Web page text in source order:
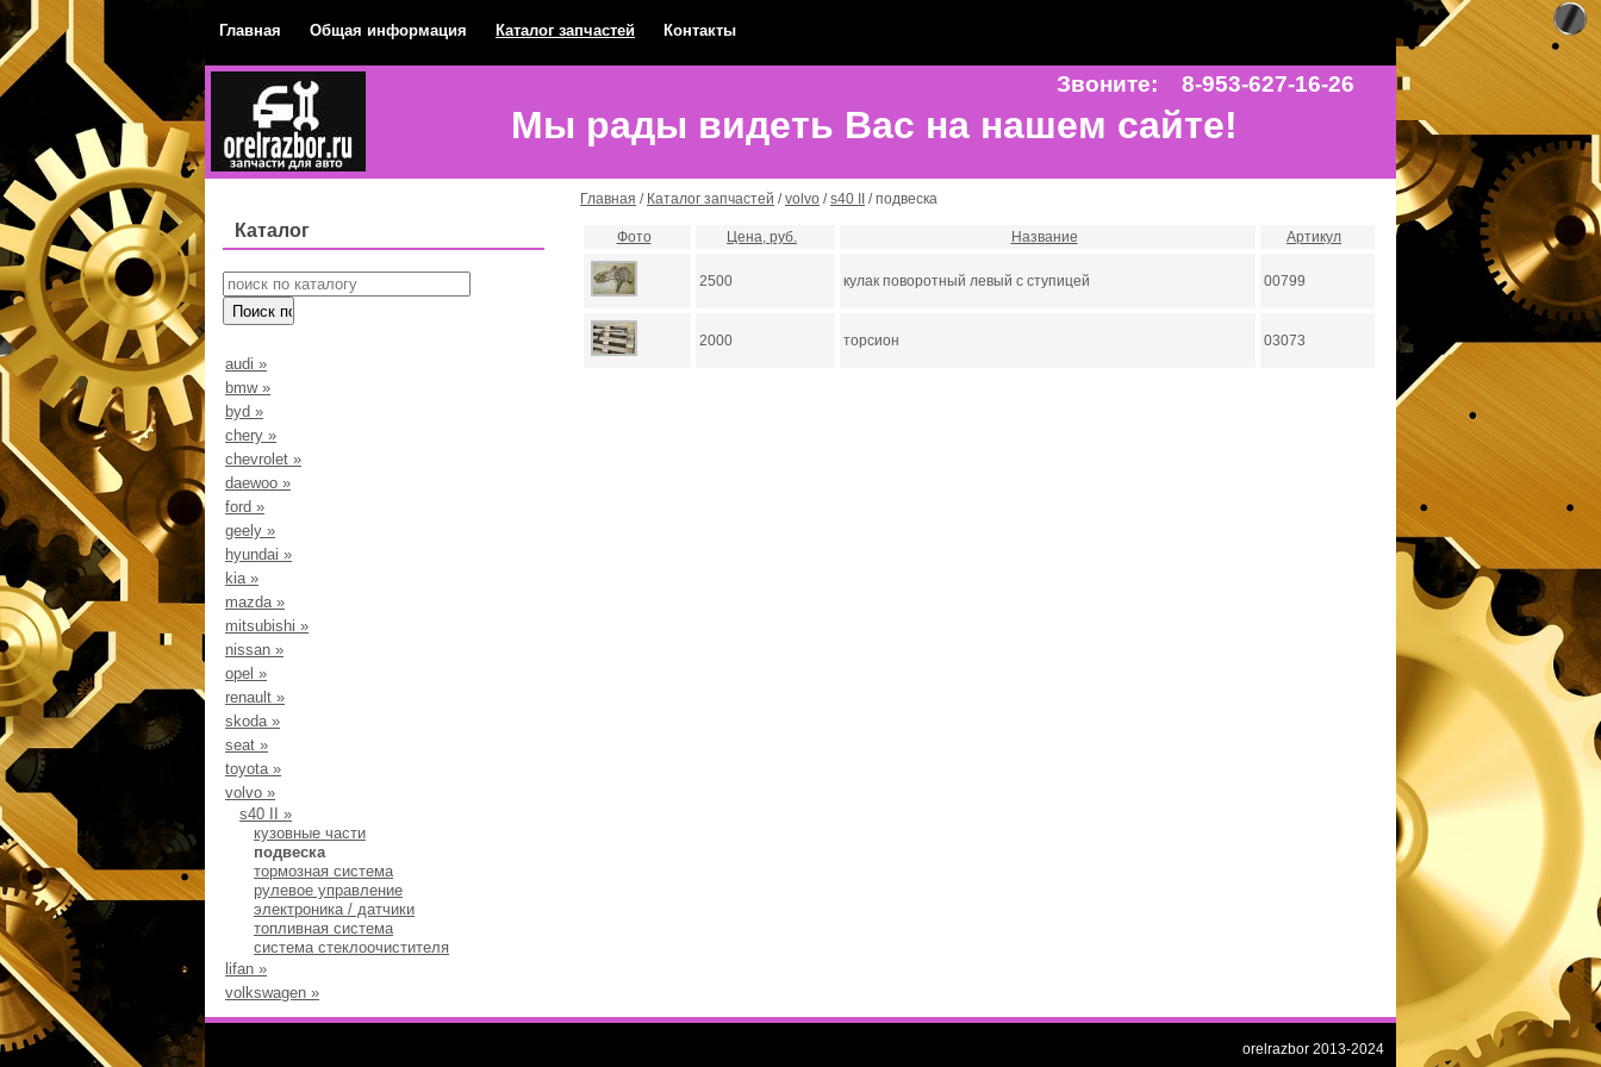
Главная Общая информация Каталог запчастей Контакты
Звоните: 8-953-627-16-26
Мы рады видеть Вас на нашем сайте!
Каталог
audi »
bmw»
byd »
chery »
chevrolet »
daewoo »
ford »
geely »
hyundai »
kia»
mazda»
mitsubishi »
nissan »
opel »
renault »
skoda»
seat »
toyota»
volvo »
s40 II
»
кузовные части
подвеска
тормозная система
рулевое управление
электроника / датчики
топливная система
система стеклоочистителя
lifan »
volkswagen »
Главная / Каталог запчастей /volvo /s40 II / подвеска
Фото Цена, руб. Название Артикул
2500 кулак поворотный левый с ступицей 00799
2000 торсион 03073
orelrazbor 2013-2024